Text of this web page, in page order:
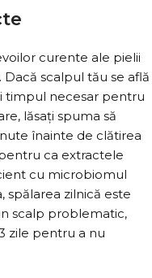
curente ale pielii
scalpul tău se află
timpul necesar pentru
lăsați spuma să
înainte de clătirea
ca extractele
cu microbiomul
spălarea zilnică este
scalp problematic,
zile pentru a nu